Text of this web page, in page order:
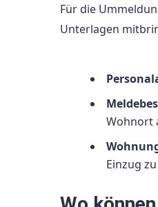
Für die
Unterlagen
Wohnort
Einzug